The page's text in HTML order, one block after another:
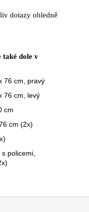
dotazy ohledně
také dole v
76 cm, pravý
76 cm, levý
cm
cm (2x)
policemi,